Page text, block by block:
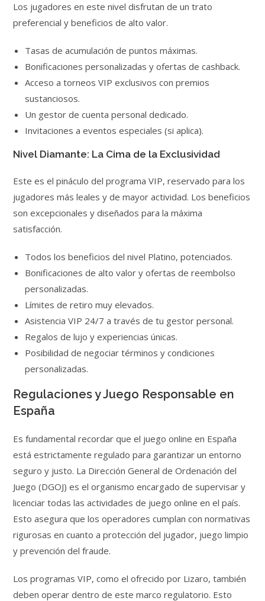
Los jugadores en este nivel disfrutan de un trato
preferencial y beneficios de alto valor.
Tasas de acumulación de puntos máximas.
Bonificaciones personalizadas y ofertas de cashback.
Acceso a torneos VIP exclusivos con premios
sustanciosos.
Un gestor de cuenta personal dedicado.
Invitaciones a eventos especiales (si aplica).
Nivel Diamante: La Cima de la Exclusividad
Este es el pináculo del programa VIP, reservado para los
jugadores más leales y de mayor actividad. Los beneficios
son excepcionales y diseñados para la máxima
satisfacción.
Todos los beneficios del nivel Platino, potenciados.
Bonificaciones de alto valor y ofertas de reembolso
personalizadas.
Límites de retiro muy elevados.
Asistencia VIP 24/7 a través de tu gestor personal.
Regalos de lujo y experiencias únicas.
Posibilidad de negociar términos y condiciones
personalizadas.
Regulaciones y Juego Responsable en
España
Es fundamental recordar que el juego online en España
está estrictamente regulado para garantizar un entorno
seguro y justo. La Dirección General de Ordenación del
Juego (DGOJ) es el organismo encargado de supervisar y
licenciar todas las actividades de juego online en el país.
Esto asegura que los operadores cumplan con normativas
rigurosas en cuanto a protección del jugador, juego limpio
y prevención del fraude.
Los programas VIP, como el ofrecido por Lizaro, también
deben operar dentro de este marco regulatorio. Esto